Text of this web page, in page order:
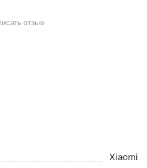
отзыв
Xiaomi